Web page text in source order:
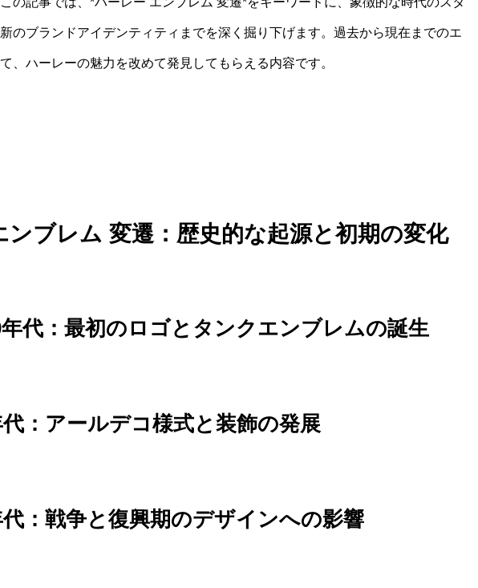
のブランドアイデンティティまでを深く掘り下げます。過去から現在までのエ
、ハーレーの魅力を改めて発見してもらえる内容です。
ンブレム 変遷：歴史的な起源と初期の変化
代：最初のロゴとタンクエンブレムの誕生
：アールデコ様式と装飾の発展
代：戦争と復興期のデザインへの影響